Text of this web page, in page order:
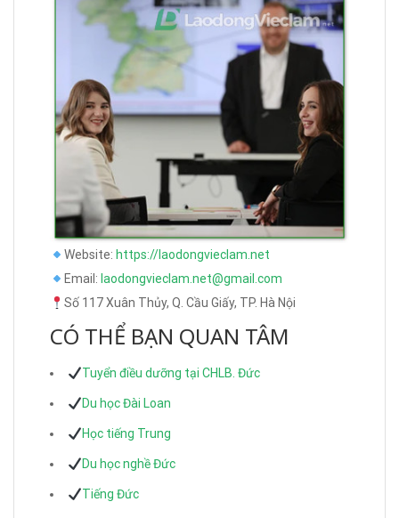
Website: https://laodongvieclam.net
Email: laodongvieclam.net@gmail.com
Số 117 Xuân Thủy, Q. Cầu Giấy, TP. Hà Nội
CÓ THỂ BẠN QUAN TÂM
Tuyển điều dưỡng tại CHLB. Đức
Du học Đài Loan
Học tiếng Trung
Du học nghề Đức
Tiếng Đức